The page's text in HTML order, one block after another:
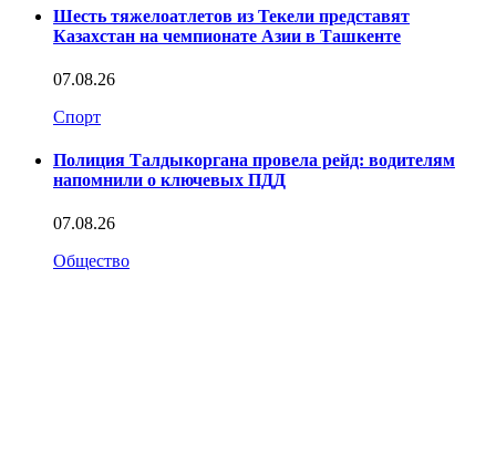
Шесть тяжелоатлетов из Текели представят
Казахстан на чемпионате Азии в Ташкенте
07.08.26
Спорт
Полиция Талдыкоргана провела рейд: водителям
напомнили о ключевых ПДД
07.08.26
Общество